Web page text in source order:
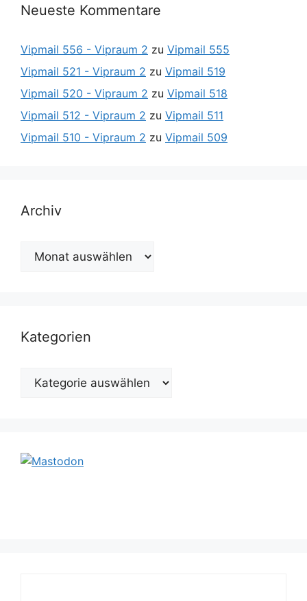
Neueste Kommentare
Vipmail 556 - Vipraum 2 zu Vipmail 555
Vipmail 521 - Vipraum 2 zu Vipmail 519
Vipmail 520 - Vipraum 2 zu Vipmail 518
Vipmail 512 - Vipraum 2 zu Vipmail 511
Vipmail 510 - Vipraum 2 zu Vipmail 509
Archiv
Archiv
Kategorien
Kategorien